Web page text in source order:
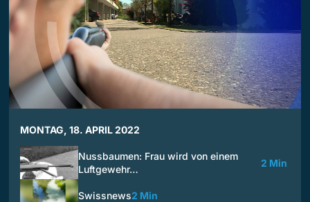
MONTAG, 18. APRIL 2022
Nussbaumen: Frau wird von einem
Luftgewehr…
2 Min
Swissnews2 Min